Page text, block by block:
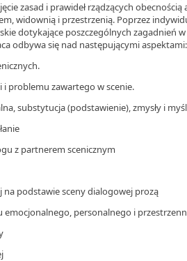
zasad i prawideł rządzących obecnością
widownią i przestrzenią. Poprzez
dotykające poszczególnych zagadnień
odbywa się nad następującymi aspektami:
i problemu zawartego w scenie.
substytucja (podstawienie), zmysły i
z partnerem scenicznym
na podstawie sceny dialogowej prozą
emocjonalnego, personalnego i